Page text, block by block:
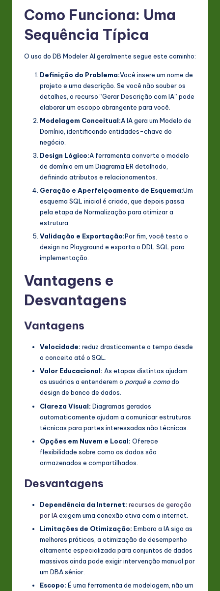
Como Funciona: Uma
Sequência Típica
O uso do DB Modeler AI geralmente segue este caminho:
Definição do Problema:Você insere um nome de
projeto e uma descrição. Se você não souber os
detalhes, o recurso “Gerar Descrição com IA” pode
elaborar um escopo abrangente para você.
Modelagem Conceitual:A IA gera um Modelo de
Domínio, identificando entidades-chave do
negócio.
Design Lógico:A ferramenta converte o modelo
de domínio em um Diagrama ER detalhado,
definindo atributos e relacionamentos.
Geração e Aperfeiçoamento de Esquema:Um
esquema SQL inicial é criado, que depois passa
pela etapa de Normalização para otimizar a
estrutura.
Validação e Exportação:Por fim, você testa o
design no Playground e exporta o DDL SQL para
implementação.
Vantagens e
Desvantagens
Vantagens
Velocidade: reduz drasticamente o tempo desde
o conceito até o SQL.
Valor Educacional: As etapas distintas ajudam
os usuários a entenderem o porquêe comodo
design de banco de dados.
Clareza Visual: Diagramas gerados
automaticamente ajudam a comunicar estruturas
técnicas para partes interessadas não técnicas.
Opções em Nuvem e Local: Oferece
flexibilidade sobre como os dados são
armazenados e compartilhados.
Desvantagens
Dependência da Internet: recursos de geração
por IAexigem uma conexão ativa com a internet.
Limitações de Otimização: Embora a IA siga as
melhores práticas, a otimização de desempenho
altamente especializada para conjuntos de dados
massivos ainda pode exigir intervenção manual por
um DBA sênior.
Escopo: É uma ferramenta de modelagem, não um